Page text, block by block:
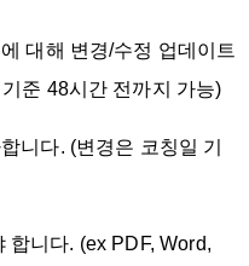
대해 변경/수정 업데이트
준 48시간 전까지 가능)
니다. (변경은 코칭일 기
합니다. (ex PDF, Word,